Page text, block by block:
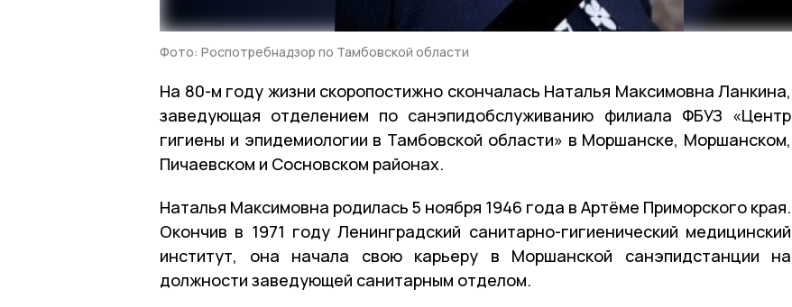
Фото: Роспотребнадзор по Тамбовской области
На 80-м году жизни скоропостижно скончалась Наталья Максимовна Ланкина,
заведующая отделением по санэпидобслуживанию филиала ФБУЗ «Центр
гигиены и эпидемиологии в Тамбовской области» в Моршанске, Моршанском,
Пичаевском и Сосновском районах.
Наталья Максимовна родилась 5 ноября 1946 года в Артёме Приморского края.
Окончив в 1971 году Ленинградский санитарно-гигиенический медицинский
институт, она начала свою карьеру в Моршанской санэпидстанции на
должности заведующей санитарным отделом.